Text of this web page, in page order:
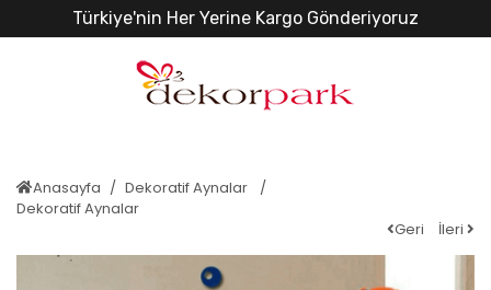
Türkiye'nin Her Yerine Kargo Gönderiyoruz
Anasayfa
Dekoratif Aynalar
Dekoratif Aynalar
Geri
İleri